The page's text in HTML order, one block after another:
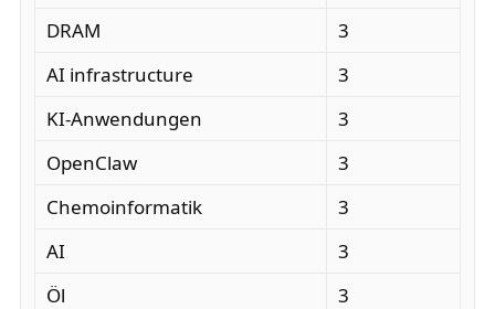
DRAM
3
AI infrastructure
3
KI-Anwendungen
3
OpenClaw
3
Chemoinformatik
3
AI
3
Öl
3